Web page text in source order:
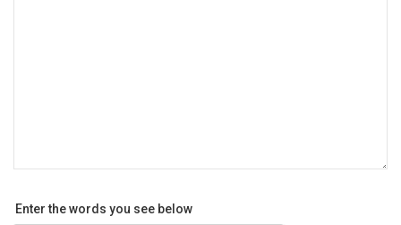
Enter the words you see below